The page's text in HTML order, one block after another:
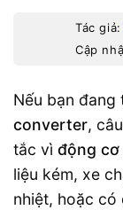
Tác giả:
Cập
Nếu bạn đang
converter,
tắc vì động cơ
liệu kém, xe
nhiệt, hoặc có